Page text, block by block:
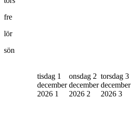
fre
lör
sön
tisdag 1
december
2026 1
onsdag 2
december
2026 2
torsdag 3
december
2026 3